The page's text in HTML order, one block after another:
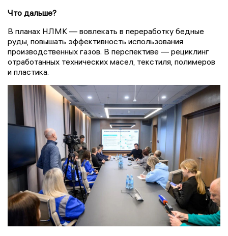
Что дальше?
В планах НЛМК — вовлекать в переработку бедные
руды, повышать эффективность использования
производственных газов. В перспективе — рециклинг
отработанных технических масел, текстиля, полимеров
и пластика.